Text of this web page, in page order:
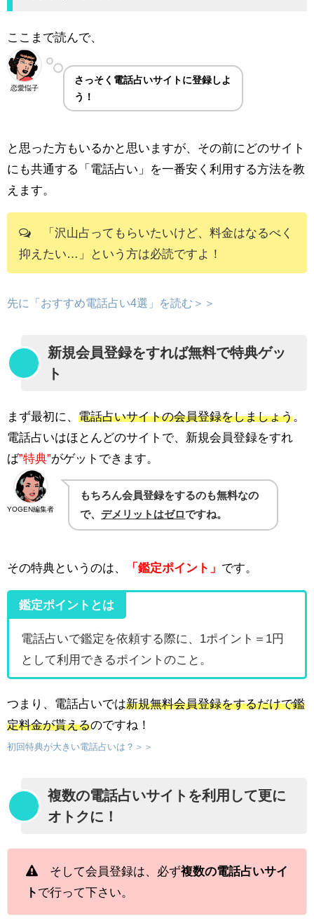
ここまで読んで、
恋愛悩子
さっそく電話占いサイトに登録しよ
う！
と思った方もいるかと思いますが、その前にどのサイト
にも共通する「電話占い」を一番安く利用する方法を教
えます。
「沢山占ってもらいたいけど、料金はなるべく
抑えたい…」という方は必読ですよ！
先に「おすすめ電話占い4選」を読む＞＞
新規会員登録をすれば無料で特典ゲッ
ト
まず最初に、 電話占いサイトの会員登録をしましょう
電話占いはほとんどのサイトで、新規会員登録をすれ
ば”特典”がゲットできます。
YOGEN編集者
もちろん会員登録をするのも無料なの
で、デメリットはゼロですね。
その特典というのは、 「鑑定ポイント」 です。
鑑定ポイントとは
電話占いで鑑定を依頼する際に、1ポイント＝1円
として利用できるポイントのこと。
つまり、電話占いでは新規無料会員登録をするだけで鑑
定料金が貰えるのですね！
初回特典が大きい電話占いは？＞＞
複数の電話占いサイトを利用して更に
オトクに！
そして会員登録は、必ず複数の電話占いサイ
ト で行って下さい。